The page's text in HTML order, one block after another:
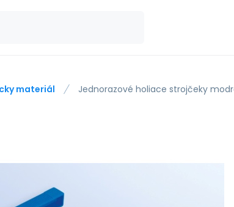
materiál Jednorazové holiace strojčeky